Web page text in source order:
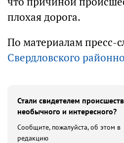
плохая дорога.
По материалам пресс-
Свердловского
Стали свидетелем
необычного и интересного?
Сообщите, пожалуйста, об этом в
редакцию